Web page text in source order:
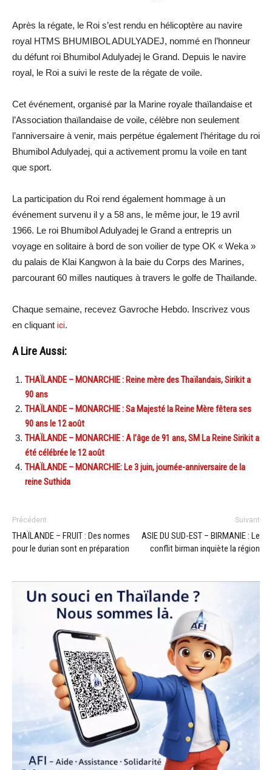
Après la régate, le Roi s’est rendu en hélicoptère au navire
royal HTMS BHUMIBOL ADULYADEJ, nommé en l’honneur
du défunt roi Bhumibol Adulyadej le Grand. Depuis le navire
royal, le Roi a suivi le reste de la régate de voile.
Cet événement, organisé par la Marine royale thaïlandaise et
l’Association thaïlandaise de voile, célèbre non seulement
l’anniversaire à venir, mais perpétue également l’héritage du roi
Bhumibol Adulyadej, qui a activement promu la voile en tant
que sport.
La participation du Roi rend également hommage à un
événement survenu il y a 58 ans, le même jour, le 19 avril
1966. Le roi Bhumibol Adulyadej le Grand a entrepris un
voyage en solitaire à bord de son voilier de type OK « Weka »
du palais de Klai Kangwon à la baie du Corps des Marines,
parcourant 60 milles nautiques à travers le golfe de Thaïlande.
Chaque semaine, recevez Gavroche Hebdo. Inscrivez vous
en cliquant ici.
A Lire Aussi:
THAÏLANDE – MONARCHIE : Reine mère des Thaïlandais, Sirikit a
90 ans
THAÏLANDE – MONARCHIE : Sa Majesté la Reine Mère fêtera ses
90 ans le 12 août
THAÏLANDE – MONARCHIE : A l’âge de 91 ans, SM La Reine Sirikit a
été célébrée le 12 août
THAÏLANDE – MONARCHIE: Le 3 juin, journée-anniversaire de la
reine Suthida
Précédent
THAÏLANDE – FRUIT : Des normes
pour le durian sont en préparation
Suivant
ASIE DU SUD-EST – BIRMANIE : Le
conflit birman inquiète la région